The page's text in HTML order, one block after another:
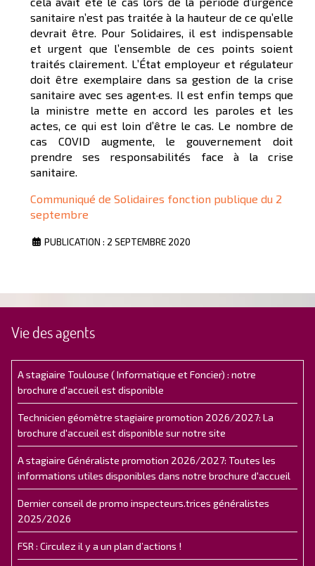
sanitaire n’est pas traitée à la hauteur de ce qu’elle
devrait être. Pour Solidaires, il est indispensable
et urgent que l’ensemble de ces points soient
traités clairement. L’État employeur et régulateur
doit être exemplaire dans sa gestion de la crise
sanitaire avec ses agent·es. Il est enfin temps que
la ministre mette en accord les paroles et les
actes, ce qui est loin d’être le cas. Le nombre de
cas COVID augmente, le gouvernement doit
prendre ses responsabilités face à la crise
sanitaire.
Communiqué de Solidaires fonction publique du 2
septembre
PUBLICATION : 2 SEPTEMBRE 2020
Vie des agents
A stagiaire Toulouse ( Informatique et Foncier) : notre
brochure d'accueil est disponible
Technicien géomètre stagiaire promotion 2026/2027: La
brochure d'accueil est disponible sur notre site
A stagiaire Généraliste promotion 2026/2027: Toutes les
informations utiles disponibles dans notre brochure d'accueil
Dernier conseil de promo inspecteurs.trices généralistes
2025/2026
FSR : Circulez il y a un plan d’actions !